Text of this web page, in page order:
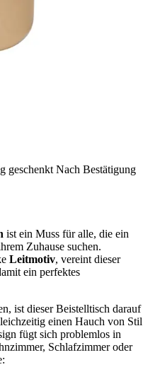
geschenkt Nach Bestätigung
ist ein Muss für alle, die ein
Zuhause suchen.
Leitmotiv, vereint dieser
ein perfektes
ist dieser Beistelltisch darauf
einen Hauch von Stil
fügt sich problemlos in
Schlafzimmer oder